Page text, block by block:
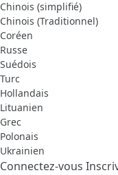
Chinois (simplifié)
Chinois (Traditionnel)
Coréen
Russe
Suédois
Turc
Hollandais
Lituanien
Grec
Polonais
Ukrainien
Connectez-vous